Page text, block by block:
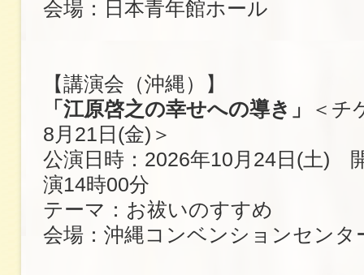
会場：日本青年館ホール
【講演会（沖縄）】
「江原啓之の幸せへの導き」
＜チ
8月21日(金)＞
公演日時：2026年10月24日(土)
演14時00分
テーマ：お祓いのすすめ
会場：沖縄コンベンションセン